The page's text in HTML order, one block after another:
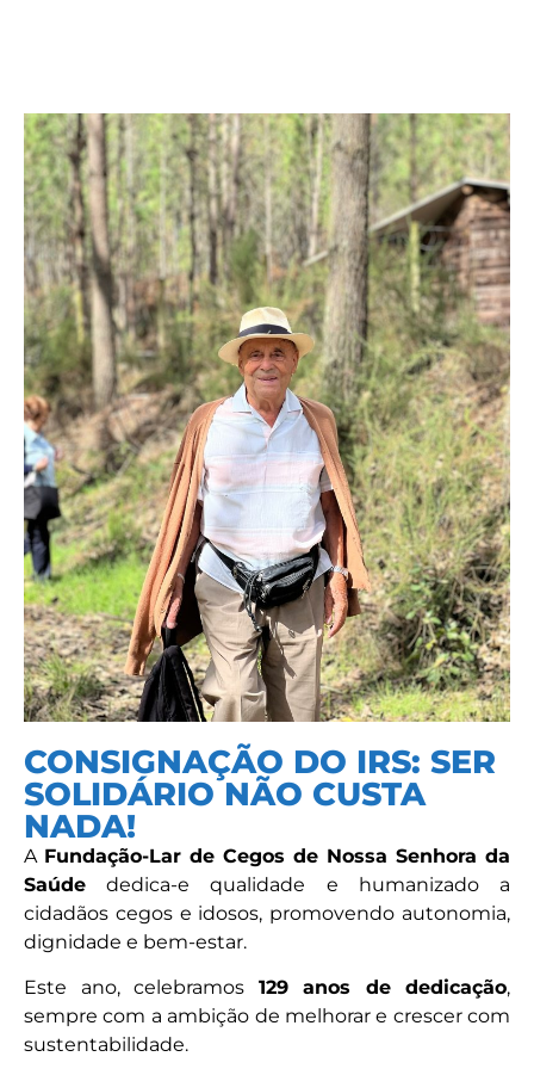
CONSIGNAÇÃO DO IRS: SER
SOLIDÁRIO NÃO CUSTA
NADA!
A Fundação-Lar de Cegos de Nossa Senhora da
Saúde dedica-e qualidade e humanizado a
cidadãos cegos e idosos, promovendo autonomia,
dignidade e bem-estar.
Este ano, celebramos 129 anos de dedicação,
sempre com a ambição de melhorar e crescer com
sustentabilidade.